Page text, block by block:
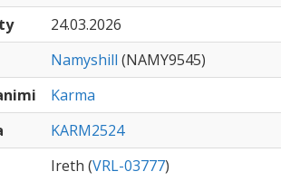
24.03.2026
Namyshill (NAMY9545)
Karma
KARM2524
Ireth (VRL-03777)